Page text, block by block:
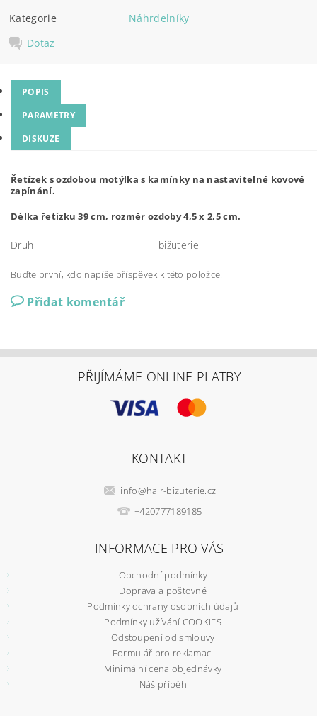
Kategorie
Náhrdelníky
Dotaz
POPIS
PARAMETRY
DISKUZE
Řetízek s ozdobou motýlka s kamínky na nastavitelné kovové
zapínání.
Délka řetízku 39 cm, rozměr ozdoby 4,5 x 2,5 cm.
Druh bižuterie
Buďte první, kdo napíše příspěvek k této položce.
Přidat komentář
PŘIJÍMÁME ONLINE PLATBY
KONTAKT
info@hair-bizuterie.cz
+420777189185
INFORMACE PRO VÁS
Obchodní podmínky
Doprava a poštovné
Podmínky ochrany osobních údajů
Podmínky užívání COOKIES
Odstoupení od smlouvy
Formulář pro reklamaci
Minimální cena objednávky
Náš příběh